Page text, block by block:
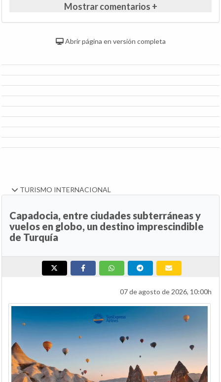
Mostrar comentarios +
Abrir página en versión completa
TURISMO INTERNACIONAL
Capadocia, entre ciudades subterráneas y
vuelos en globo, un destino imprescindible
de Turquía
07 de agosto de 2026, 10:00h